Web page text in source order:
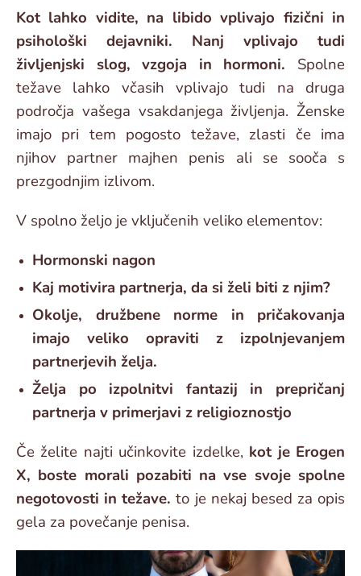
Kot lahko vidite, na libido vplivajo fizični in
psihološki dejavniki. Nanj vplivajo tudi
življenjski slog, vzgoja in hormoni. Spolne
težave lahko včasih vplivajo tudi na druga
področja vašega vsakdanjega življenja. Ženske
imajo pri tem pogosto težave, zlasti če ima
njihov partner majhen penis ali se sooča s
prezgodnjim izlivom.
V spolno željo je vključenih veliko elementov:
Hormonski nagon
Kaj motivira partnerja, da si želi biti z njim?
Okolje, družbene norme in pričakovanja
imajo veliko opraviti z izpolnjevanjem
partnerjevih želja.
Želja po izpolnitvi fantazij in prepričanj
partnerja v primerjavi z religioznostjo
Če želite najti učinkovite izdelke, kot je Erogen
X, boste morali pozabiti na vse svoje spolne
negotovosti in težave. to je nekaj besed za opis
gela za povečanje penisa.